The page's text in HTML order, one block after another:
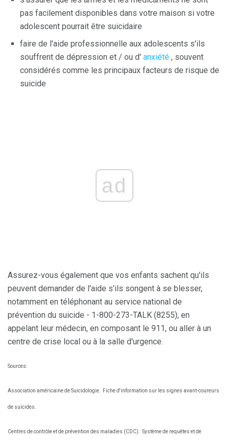
pas facilement disponibles dans votre maison si votre
adolescent pourrait être suicidaire
faire de l'aide professionnelle aux adolescents s'ils
souffrent de dépression et / ou d' anxiété , souvent
considérés comme les principaux facteurs de risque de
suicide
ad
Assurez-vous également que vos enfants sachent qu'ils
peuvent demander de l'aide s'ils songent à se blesser,
notamment en téléphonant au service national de
prévention du suicide - 1-800-273-TALK (8255), en
appelant leur médecin, en composant le 911, ou aller à un
centre de crise local ou à la salle d'urgence.
Sources:
Association américaine de Suicidologie. Fiche d'information sur les signes avant-coureurs
de suicides.
Centres de contrôle et de prévention des maladies (CDC). Système de requêtes et de